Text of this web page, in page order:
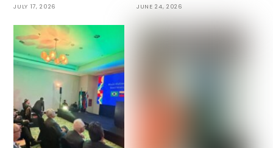
JULY 17, 2026 JUNE 24, 2026